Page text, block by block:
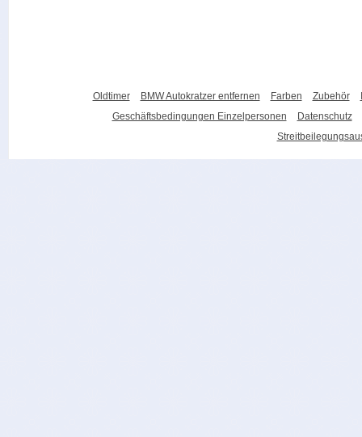
Oldtimer BMW Autokratzer entfernen Farben Zubehör
Geschäftsbedingungen Einzelpersonen
Datenschutz